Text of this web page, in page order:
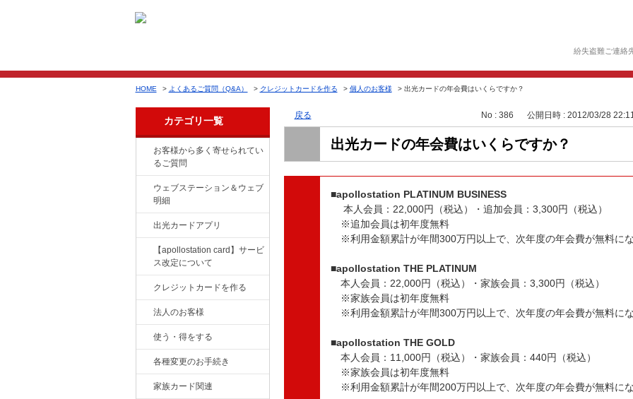
紛失盗難ご連絡
HOME > よくあるご質問（Q&A） > クレジットカードを作る > 個人のお客様 > 出光カードの年会費はいくらですか？
カテゴリ一覧
お客様から多く寄せられてい
るご質問
ウェブステーション＆ウェブ
明細
出光カードアプリ
【apollostation card】サービ
ス改定について
クレジットカードを作る
法人のお客様
使う・得をする
各種変更のお手続き
家族カード関連
戻る No : 386 公開日時 : 2012/03/28
出光カードの年会費はいくらですか？
■apollostation PLATINUM BUSINESS
本人会員：22,000円（税込）・追加会員：3,300円（税込）
※追加会員は初年度無料
※利用金額累計が年間300万円以上で、次年度の年会費が無料に
■apollostation THE PLATINUM
本人会員：22,000円（税込）・家族会員：3,300円（税込）
※家族会員は初年度無料
※利用金額累計が年間300万円以上で、次年度の年会費が無料に
■apollostation THE GOLD
本人会員：11,000円（税込）・家族会員：440円（税込）
※家族会員は初年度無料
※利用金額累計が年間200万円以上で、次年度の年会費が無料に